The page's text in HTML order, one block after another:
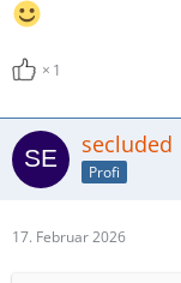
1
secluded
Profi
17. Februar 2026